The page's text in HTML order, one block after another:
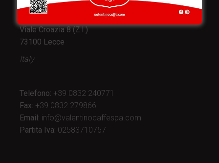
e produzione:
Viale Croazia 8 (Z.I.)
73100 Lecce
Italy
Telefono: +39 0832 240771
Fax: +39 0832 279866
Email: info@valentinocaffespa.com
Partita Iva: 02583710757